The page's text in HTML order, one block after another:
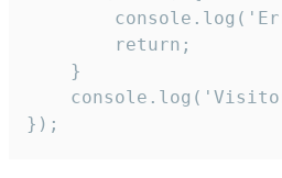
        return;
    }
});